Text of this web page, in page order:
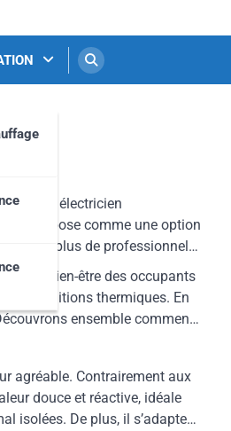
ou un électricien
s’impose comme une option
plus en plus de professionnels
le bien-être des occupants
déperditions thermiques. En
ensemble comment
agréable. Contrairement aux
douce et réactive, idéale
isolées. De plus, il s’adapte